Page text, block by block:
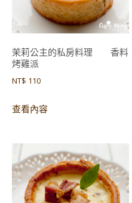
茉莉公主的私房料理 香料
烤雞派
NT$ 110
查看內容